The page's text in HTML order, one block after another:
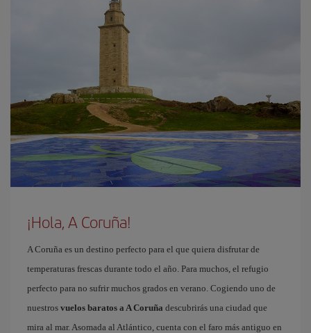
¡Hola, A Coruña!
A Coruña es un destino perfecto para el que quiera disfrutar de
temperaturas frescas durante todo el año. Para muchos, el refugio
perfecto para no sufrir muchos grados en verano. Cogiendo uno de
nuestros vuelos baratos a A Coruña descubrirás una ciudad que
mira al mar. Asomada al Atlántico, cuenta con el faro más antiguo en